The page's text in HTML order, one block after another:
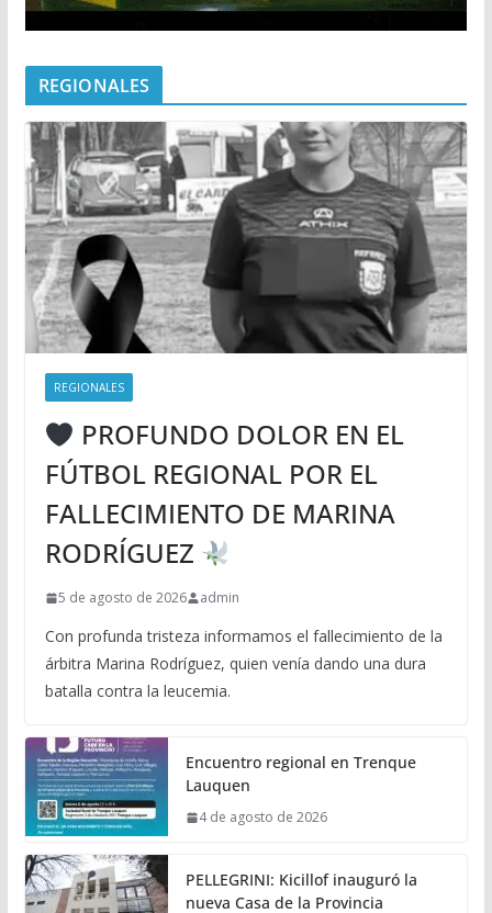
REGIONALES
REGIONALES
PROFUNDO DOLOR EN EL
FÚTBOL REGIONAL POR EL
FALLECIMIENTO DE MARINA
RODRÍGUEZ
5 de agosto de 2026 admin
Con profunda tristeza informamos el fallecimiento de la
árbitra Marina Rodríguez, quien venía dando una dura
batalla contra la leucemia.
Encuentro regional en Trenque
Lauquen
4 de agosto de 2026
PELLEGRINI: Kicillof inauguró la
nueva Casa de la Provincia